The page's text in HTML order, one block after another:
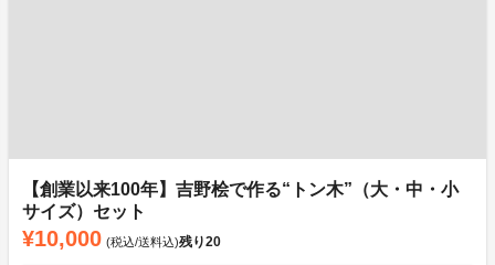
【創業以来100年】吉野桧で作る“トン木”（大・中・小
サイズ）セット
¥10,000 (税込/送料込)残り20